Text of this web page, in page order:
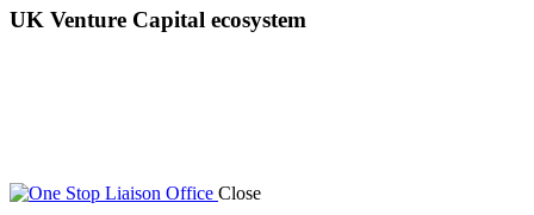
UK Venture Capital ecosystem
Close